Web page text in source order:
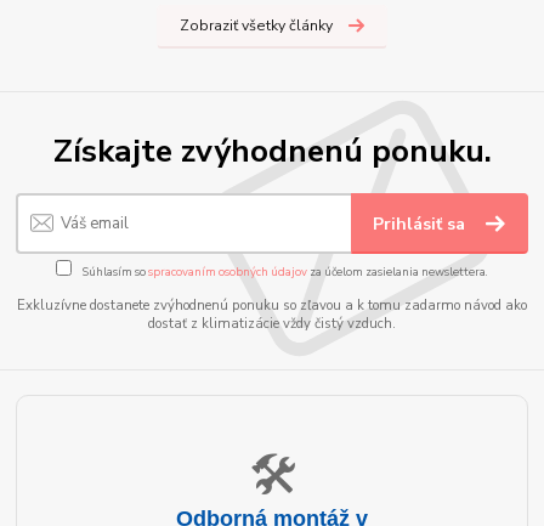
Zobraziť všetky články
Získajte zvýhodnenú ponuku.
Prihlásiť sa
Súhlasím sospracovaním osobných údajov za účelom zasielania newslettera.
Exkluzívne dostanete zvýhodnenú ponuku so zľavou a k tomu zadarmo návod ako
dostať z klimatizácie vždy čistý vzduch.
🛠️
Odborná montáž v